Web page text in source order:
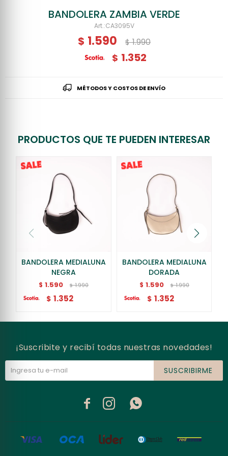
BANDOLERA ZAMBIA VERDE
CA3095V
$ 1.590 $ 1.990
$ 1.352
MÉTODOS Y COSTOS DE ENVÍO
PRODUCTOS QUE TE PUEDEN INTERESAR
BANDOLERA MEDIALUNA
NEGRA
$ 1.590 $ 1.990
$ 1.352
BANDOLERA MEDIALUNA
DORADA
$ 1.590 $ 1.990
$ 1.352
¡Suscribite y recibí todas nuestras novedades!
SUSCRIBIRME
  